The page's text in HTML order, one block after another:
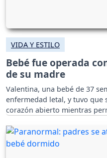
VIDA Y ESTILO
Bebé fue operada
de su madre
Valentina, una bebé de 37
enfermedad letal, y tuvo que
corazón abierto mientras